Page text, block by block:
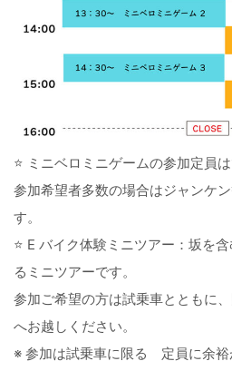
⭐ ミニベロミニゲームの参加定員は
参加希望者多数の場合はジャンケ
す。
⭐ E バイク体験ミニツアー：坂を
るミニツアーです。
参加ご希望の方は試乗車とともに
へお越しください。
※ 参加は試乗車に限る 定員に余裕